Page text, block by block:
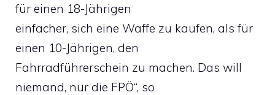
für einen 18-Jährigen
einfacher, sich eine Waffe zu kaufen, als für
einen 10-Jährigen, den
Fahrradführerschein zu machen. Das will
niemand, nur die FPÖ“, so